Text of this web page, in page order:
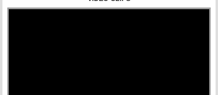
2025-08-08 17:50:55